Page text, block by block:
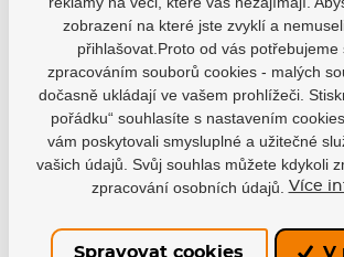
Koncovka
RocketGrip
Hole Camo
Grip
Koncovka
RocketGrip Hole...
Skladem
469 Kč
Detail
Páska
gripová Pro
Style
RenFrew
Hokejová páska na
rukojeť Renfrew ...
Skladem
89 Kč
Detail
zobrazení na které jste zvyklí a
přihlašovat.Proto od vás potřebujeme
zpracováním souborů cookies - malých
dočasně ukládají ve vašem prohlížeči.
pořádku“ souhlasíte s nastavením
vám poskytovali smysluplné a užitečné
vašich údajů. Svůj souhlas můžete kdykoli
zpracování osobních údajů.
Více
Spravovat cookies V